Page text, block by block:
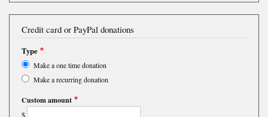
Credit card or PayPal donations
Type
Make a one time donation
Make a recurring donation
Custom amount